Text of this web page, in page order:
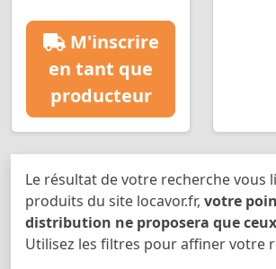
M'inscrire
en tant que
producteur
Le résultat de votre recherche vous
produits du site locavor.fr, votre
distribution ne proposera que
Utilisez les filtres pour affiner votre